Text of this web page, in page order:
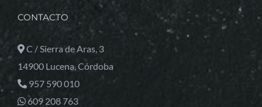
CONTACTO
C / Sierra de Aras, 3
14900 Lucena, Córdoba
957 590 010
609 208 763